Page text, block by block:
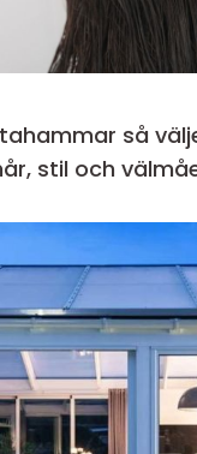
så väljer du rätt
stil och